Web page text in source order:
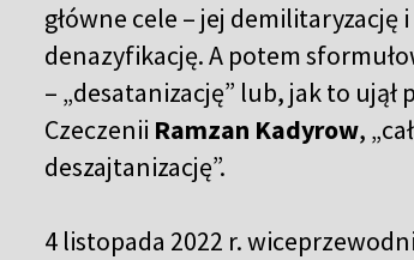
główne cele – jej demilitaryzację i
denazyfikację. A potem
– „desatanizację” lub, jak to ujął
Czeczenii Ramzan Kadyrow,
deszajtanizację”.
4 listopada 2022 r.